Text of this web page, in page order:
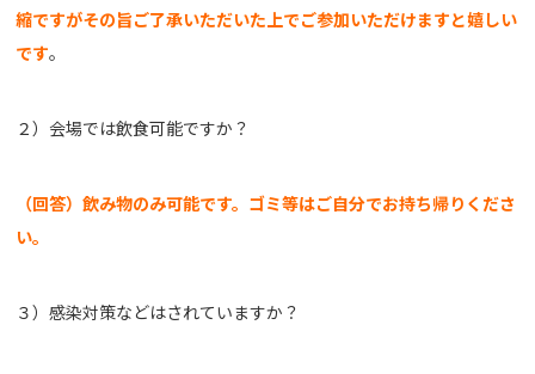
縮ですがその旨ご了承いただいた上でご参加いただけますと嬉しい
です。
２）会場では飲食可能ですか？
（回答）飲み物のみ可能です。ゴミ等はご自分でお持ち帰りくださ
い。
３）感染対策などはされていますか？